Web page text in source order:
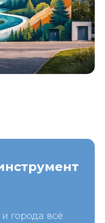
города всё